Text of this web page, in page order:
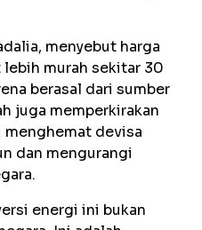
menyebut harga
murah sekitar 30
berasal dari sumber
juga memperkirakan
menghemat devisa
dan mengurangi
energi ini bukan